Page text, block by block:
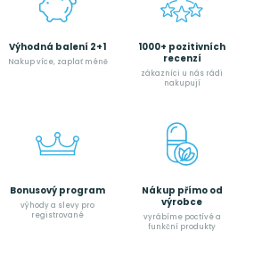
Výhodná balení 2+1
Nakup více, zaplať méně
1000+ pozitivních
recenzí
zákazníci u nás rádi
nakupují
Bonusový program
výhody a slevy pro
registrované
Nákup přímo od
výrobce
vyrábíme poctívé a
funkční produkty